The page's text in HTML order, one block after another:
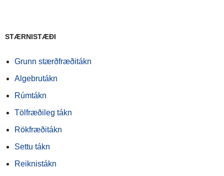
STÆRNISTÆÐI
Grunn stærðfræðitákn
Algebrutákn
Rúmtákn
Tölfræðileg tákn
Rökfræðitákn
Settu tákn
Reiknistákn